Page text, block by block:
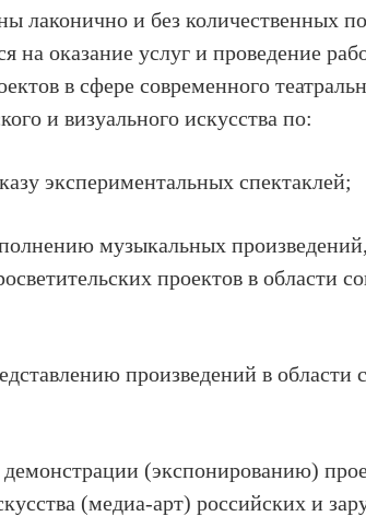
лаконично и без количественных
на оказание услуг и проведение
в сфере современного
и визуального искусства по:
экспериментальных спектаклей;
музыкальных
проектов в области
произведений в области
(экспонированию)
(медиа-арт) российских и